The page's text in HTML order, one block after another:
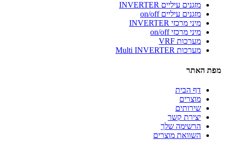
מזגנים עיליים INVERTER
מזגנים עיליים on/off
מיני מרכזי INVERTER
מיני מרכזי on/off
מערכות VRF
מערכות Multi INVERTER
מפת האתר
דף הבית
מוצרים
שירותים
יצירת קשר
הרשימה שלך
השוואת מוצרים